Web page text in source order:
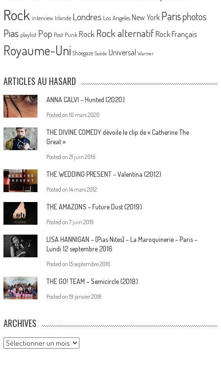
Rock interview Irlande Londres Los Angeles New York Parisphotos
Pias playlist Pop Post Punk Rock Rock alternatif Rock Français
Royaume-Uni Shoegaze Suède Universal Warner
ARTICLES AU HASARD
ANNA CALVI – Hunted (2020)
Posted on 10 mars 2020
THE DIVINE COMEDY dévoile le clip de « Catherine The
Great »
Posted on 21 juin 2016
THE WEDDING PRESENT – Valentina (2012)
Posted on 14 mars 2012
THE AMAZONS – Future Dust (2019)
Posted on 7 juin 2019
LISA HANNIGAN – [Pias Nites] – La Maroquinerie – Paris –
Lundi 12 septembre 2016
Posted on 15 septembre 2016
THE GO! TEAM – Semicircle (2018)
Posted on 19 janvier 2018
ARCHIVES
Archives